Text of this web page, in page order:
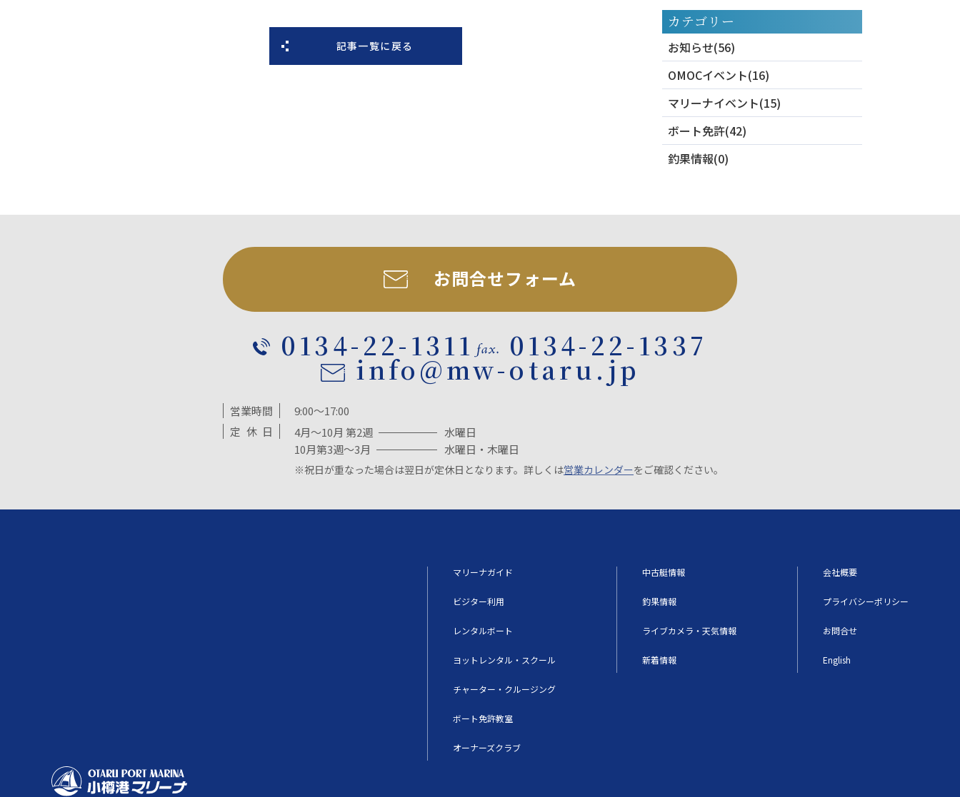
記事一覧に戻る
カテゴリー
お知らせ(56)
OMOCイベント(16)
マリーナイベント(15)
ボート免許(42)
釣果情報(0)
お問合せフォーム
0134-22-1311 0134-22-1337
info@mw-otaru.jp
営業時間
9:00～17:00
定 休 日 4月～10月 第2週
水曜日
10月第3週～3月
水曜日・木曜日
※祝日が重なった場合は翌日が定休日となります。詳しくは営業カレンダーをご確認ください。
マリーナガイド
ビジター利用
レンタルボート
ヨットレンタル・スクール
チャーター・クルージング
ボート免許教室
オーナーズクラブ
中古艇情報
釣果情報
ライブカメラ・天気情報
新着情報
会社概要
プライバシーポリシー
お問合せ
English